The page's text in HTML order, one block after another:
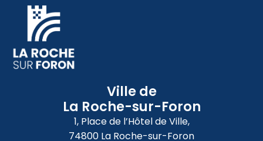
Ville de
La Roche-sur-Foron
1, Place de l’Hôtel de Ville,
74800 La Roche-sur-Foron